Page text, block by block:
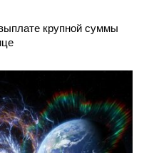
крупной суммы